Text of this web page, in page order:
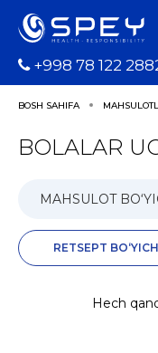
+998 78 122
BOSH SAHIFA
BOLALAR
RETSEPT
Hech